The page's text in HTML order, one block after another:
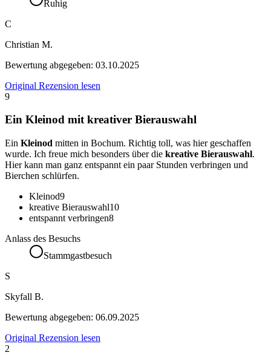
Ruhig
C
Christian M.
Bewertung abgegeben: 03.10.2025
Original Rezension lesen
9
Ein Kleinod mit kreativer Bierauswahl
Ein Kleinod mitten in Bochum. Richtig toll, was hier geschaffen
wurde. Ich freue mich besonders über die kreative Bierauswahl.
Hier kann man ganz entspannt ein paar Stunden verbringen und
Bierchen schlürfen.
Kleinod9
kreative Bierauswahl10
entspannt verbringen8
Anlass des Besuchs
Stammgastbesuch
S
Skyfall B.
Bewertung abgegeben: 06.09.2025
Original Rezension lesen
2